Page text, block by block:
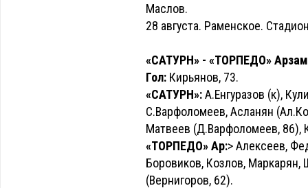
Маслов.
28 августа. Раменское.
«САТУРН» - «ТОРПЕДО»
Гол: Кирьянов, 73.
«САТУРН»:А.Енгуразов (к),
С.Варфоломеев, Асланян
Матвеев (Д.Варфоломеев, 86),
«ТОРПЕДО» Ар:> Алексеев,
Боровиков, Козлов,
(Вернигоров, 62).